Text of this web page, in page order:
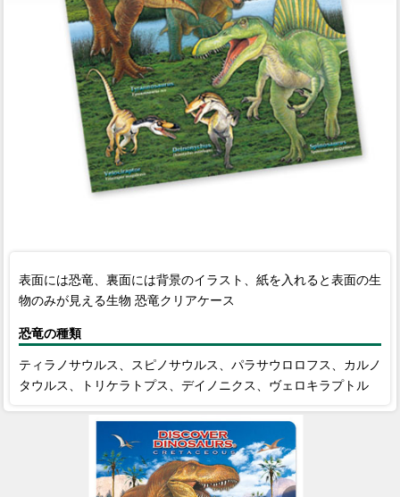
表面には恐竜、裏面には背景のイラスト、紙を入れると表面の生
物のみが見える生物 恐竜クリアケース
恐竜の種類
ティラノサウルス、スピノサウルス、パラサウロロフス、カルノ
タウルス、トリケラトプス、デイノニクス、ヴェロキラプトル